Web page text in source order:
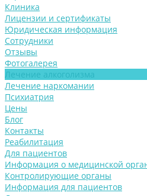
Клиника
Лицензии и сертификаты
Юридическая информация
Сотрудники
Отзывы
Фотогалерея
Лечение алкоголизма
Лечение наркомании
Психиатрия
Цены
Блог
Контакты
Реабилитация
Для пациентов
Информация о медицинской
Контролирующие органы
Информация для пациентов